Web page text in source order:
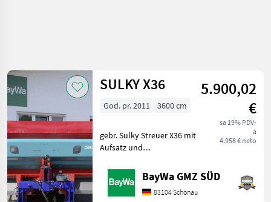
SULKY X36
5.900,02
€
sa 19% PDV-
a
4.958 € neto
God. pr. 2011 3600 cm
gebr. Sulky Streuer X36 mit
Aufsatz und
mechanischer Antrieb,
Wiegerahmen (gebrochen),
Abdeckplane und
BayWa GMZ SÜD
83104 Schönau